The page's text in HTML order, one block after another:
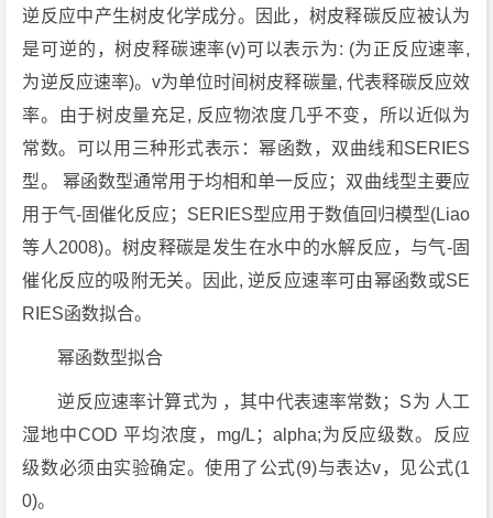
逆反应中产生树皮化学成分。因此，树皮释碳反应被认为
是可逆的，树皮释碳速率(v)可以表示为: (为正反应速率,
为逆反应速率)。v为单位时间树皮释碳量, 代表释碳反应效
率。由于树皮量充足, 反应物浓度几乎不变，所以近似为
常数。可以用三种形式表示：幂函数，双曲线和SERIES
型。 幂函数型通常用于均相和单一反应；双曲线型主要应
用于气-固催化反应；SERIES型应用于数值回归模型(Liao
等人2008)。树皮释碳是发生在水中的水解反应，与气-固
催化反应的吸附无关。因此, 逆反应速率可由幂函数或SE
RIES函数拟合。
幂函数型拟合
逆反应速率计算式为 ，其中代表速率常数；S为 人工
湿地中COD 平均浓度，mg/L；alpha;为反应级数。反应
级数必须由实验确定。使用了公式(9)与表达v，见公式(1
0)。